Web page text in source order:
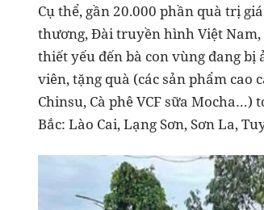
Cụ thể, gần 20.000 phần quà trị
thương, Đài truyền hình Việt
thiết yếu đến bà con vùng đang
viên, tặng quà (các sản phẩm cao
Chinsu, Cà phê VCF sữa
Bắc: Lào Cai, Lạng Sơn, Sơn La,